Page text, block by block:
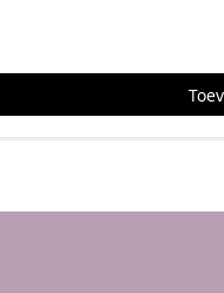
na gebruik en